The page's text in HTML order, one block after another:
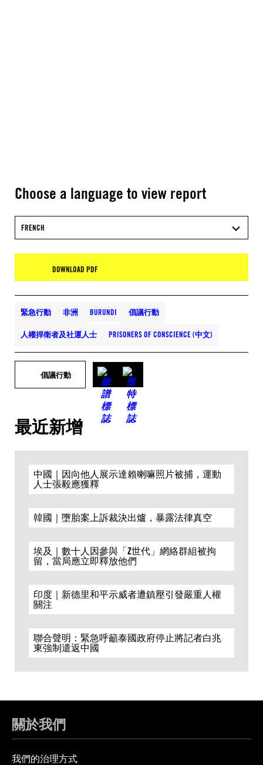
Choose a language to view report
FRENCH
DOWNLOAD PDF
緊急行動 非洲 BURUNDI 倡議行動
人權捍衛者及社運人士 PRISONERS OF CONSCIENCE (中文)
倡議行動
最近新增
中國｜因向他人展示達賴喇嘛照片被捕，運動
人士張毅應獲釋
韓國｜墮胎案上訴裁決出爐，暴露法律真空
埃及｜數十人因參與「Z世代」網絡群組被拘
留，當局應立即釋放他們
印度｜新德里和平示威者遭鎮壓引發嚴重人權
關注
聯合聲明：緊急呼籲泰國政府停止將記者白兆
東強制遣返中國
關於我們
我們的治理方式